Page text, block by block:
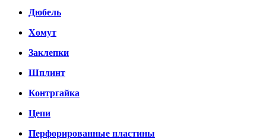
Дюбель
Хомут
Заклепки
Шплинт
Контргайка
Цепи
Перфорированные пластины